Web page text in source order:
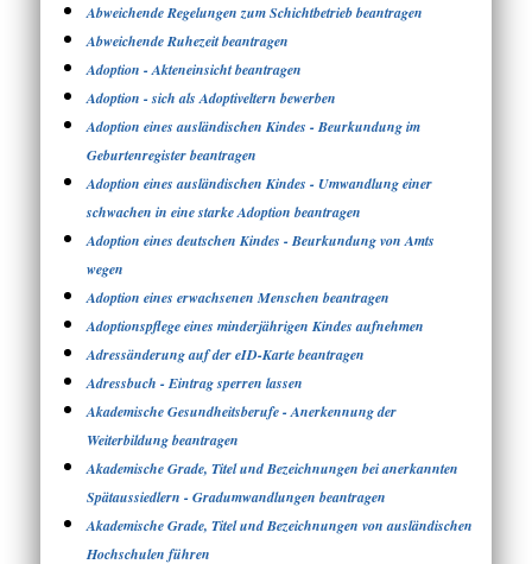
Abweichende Regelungen zum Schichtbetrieb beantragen
Abweichende Ruhezeit beantragen
Adoption - Akteneinsicht beantragen
Adoption - sich als Adoptiveltern bewerben
Adoption eines ausländischen Kindes - Beurkundung im
Geburtenregister beantragen
Adoption eines ausländischen Kindes - Umwandlung einer
schwachen in eine starke Adoption beantragen
Adoption eines deutschen Kindes - Beurkundung von Amts
wegen
Adoption eines erwachsenen Menschen beantragen
Adoptionspflege eines minderjährigen Kindes aufnehmen
Adressänderung auf der eID-Karte beantragen
Adressbuch - Eintrag sperren lassen
Akademische Gesundheitsberufe - Anerkennung der
Weiterbildung beantragen
Akademische Grade, Titel und Bezeichnungen bei anerkannten
Spätaussiedlern - Gradumwandlungen beantragen
Akademische Grade, Titel und Bezeichnungen von ausländischen
Hochschulen führen